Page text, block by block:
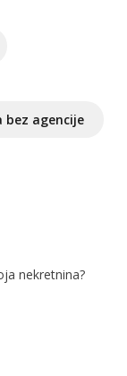
bez agencije
nekretnina?